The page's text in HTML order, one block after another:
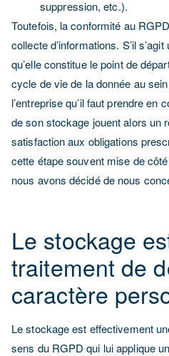
suppression, etc.).
Toutefois, la conformité au
collecte d’informations. S’il
qu’elle constitue le point de
cycle de vie de la donnée au
l’entreprise qu’il faut prendre en
de son stockage jouent alors un
satisfaction aux obligations
cette étape souvent mise de
nous avons décidé de nous
Le stockage
traitement de
caractère
Le stockage est effectivement
sens du RGPD qui lui applique